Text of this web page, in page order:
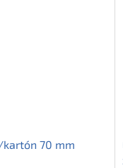
kartón 70 mm